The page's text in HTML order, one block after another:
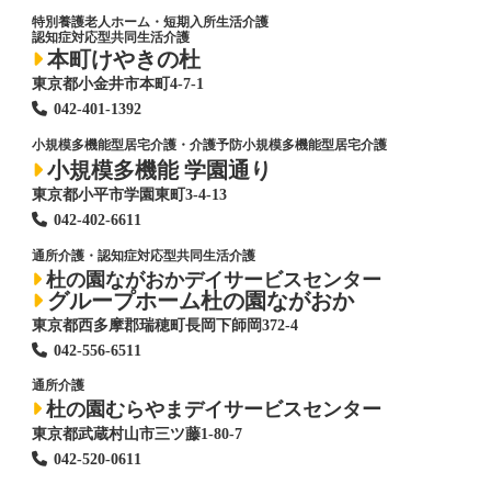
特別養護老人ホーム ・短期入所生活介護
認知症対応型共同生活介護
本町けやきの杜
東京都小金井市本町4-7-1
042-401-1392
小規模多機能型居宅介護・介護予防小規模多機能型居宅介護
小規模多機能 学園通り
東京都小平市学園東町3-4-13
042-402-6611
通所介護・認知症対応型共同生活介護
杜の園ながおかデイサービスセンター
グループホーム杜の園ながおか
東京都西多摩郡瑞穂町長岡下師岡372-4
042-556-6511
通所介護
杜の園むらやまデイサービスセンター
東京都武蔵村山市三ツ藤1-80-7
042-520-0611